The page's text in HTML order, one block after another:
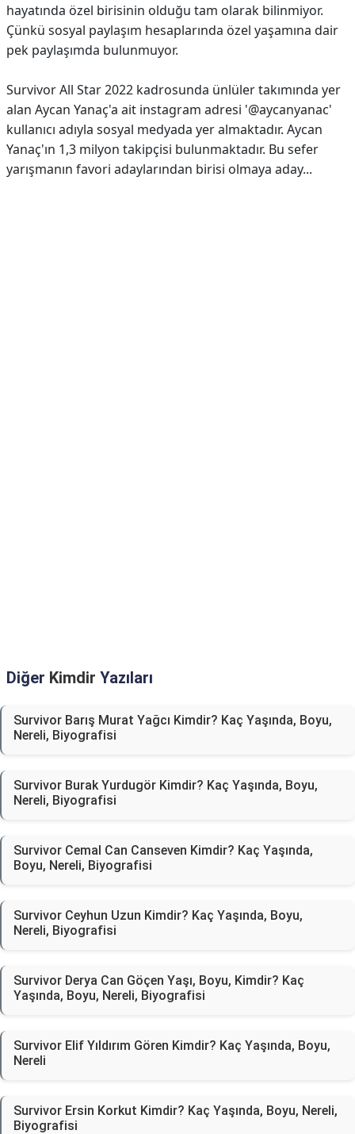
hayatında özel birisinin olduğu tam olarak bilinmiyor.
Çünkü sosyal paylaşım hesaplarında özel yaşamına dair
pek paylaşımda bulunmuyor.
Survivor All Star 2022 kadrosunda ünlüler takımında yer
alan Aycan Yanaç'a ait instagram adresi '@aycanyanac'
kullanıcı adıyla sosyal medyada yer almaktadır. Aycan
Yanaç'ın 1,3 milyon takipçisi bulunmaktadır. Bu sefer
yarışmanın favori adaylarından birisi olmaya aday...
Diğer Kimdir Yazıları
Survivor Barış Murat Yağcı Kimdir? Kaç Yaşında, Boyu,
Nereli, Biyografisi
Survivor Burak Yurdugör Kimdir? Kaç Yaşında, Boyu,
Nereli, Biyografisi
Survivor Cemal Can Canseven Kimdir? Kaç Yaşında,
Boyu, Nereli, Biyografisi
Survivor Ceyhun Uzun Kimdir? Kaç Yaşında, Boyu,
Nereli, Biyografisi
Survivor Derya Can Göçen Yaşı, Boyu, Kimdir? Kaç
Yaşında, Boyu, Nereli, Biyografisi
Survivor Elif Yıldırım Gören Kimdir? Kaç Yaşında, Boyu,
Nereli
Survivor Ersin Korkut Kimdir? Kaç Yaşında, Boyu, Nereli,
Biyografisi